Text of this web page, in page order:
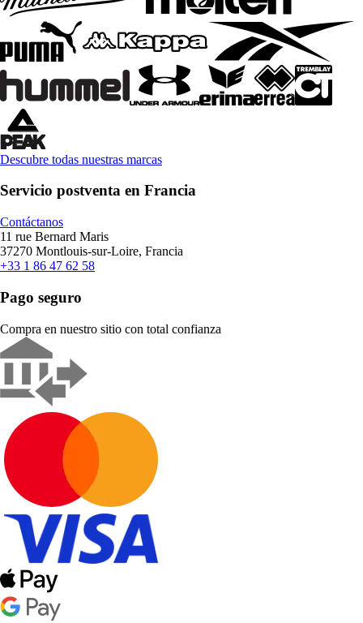
Descubre todas nuestras marcas
Servicio postventa en Francia
Contáctanos
11 rue Bernard Maris
37270 Montlouis-sur-Loire, Francia
+33 1 86 47 62 58
Pago seguro
Compra en nuestro sitio con total confianza